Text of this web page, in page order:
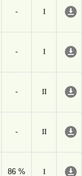
-
I
-
I
-
II
-
II
86 %
I